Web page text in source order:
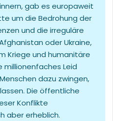
gab es europaweit
um die Bedrohung der
und die irreguläre
oder Ukraine,
Kriege und humanitäre
millionenfaches Leid
dazu zwingen,
Die öffentliche
Konflikte
aber erheblich.